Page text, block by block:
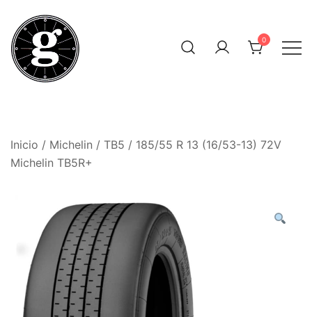
contenido
0
Inicio / Michelin / TB5 / 185/55 R 13 (16/53-13) 72V
Michelin TB5R+